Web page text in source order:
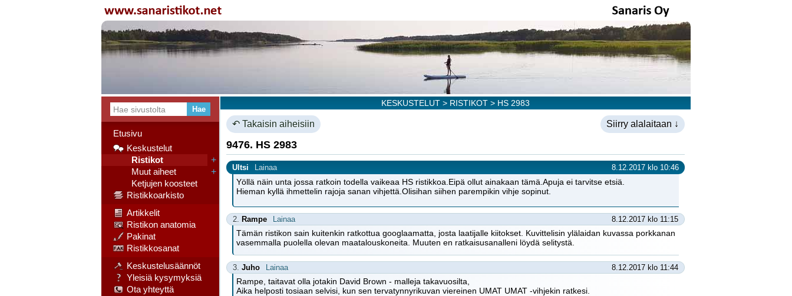
Etusivu
Keskustelut
Ristikot
+
Muut aiheet
+
Ketjujen koosteet
Ristikkoarkisto
Artikkelit
Ristikon anatomia
Pakinat
Ristikkosanat
Keskustelusäännöt
Yleisiä kysymyksiä
Ota yhteyttä
KESKUSTELUT > RISTIKOT > HS 2983
↶ Takaisin aiheisiin Siirry alalaitaan ↓
9476. HS 2983
Ultsi Lainaa 8.12.2017 klo 10:46
Yöllä näin unta jossa ratkoin todella vaikeaa HS ristikkoa.Eipä ollut ainakaan tämä.Apuja ei tarvitse etsiä.
Hieman kyllä ihmettelin rajoja sanan vihjettä.Olisihan siihen parempikin vihje sopinut.
2. Rampe Lainaa 8.12.2017 klo 11:15
Tämän ristikon sain kuitenkin ratkottua googlaamatta, josta laatijalle kiitokset. Kuvittelisin ylälaidan kuvassa porkkanan
vasemmalla puolella olevan maatalouskoneita. Muuten en ratkaisusanalleni löydä selitystä.
3. Juho Lainaa 8.12.2017 klo 11:44
Rampe, taitavat olla jotakin David Brown - malleja takavuosilta,
Aika helposti tosiaan selvisi, kun sen tervatynnyrikuvan viereinen UMAT UMAT -vihjekin ratkesi.